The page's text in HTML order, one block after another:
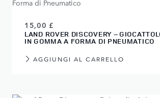
15,00 £
LAND ROVER DISCOVERY –
IN GOMMA A FORMA DI PNEUMATICO
AGGIUNGI AL CARRELLO